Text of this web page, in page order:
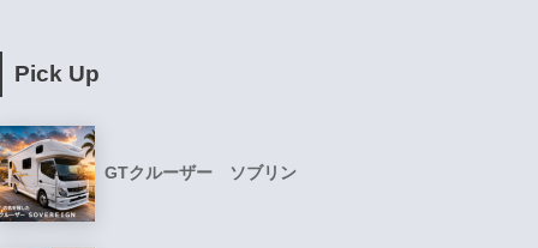
Pick Up
GTクルーザー ソブリン